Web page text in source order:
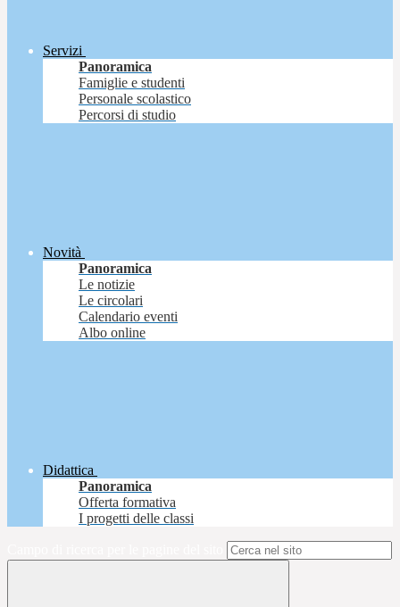
Servizi
Panoramica
Famiglie e studenti
Personale scolastico
Percorsi di studio
Novità
Panoramica
Le notizie
Le circolari
Calendario eventi
Albo online
Didattica
Panoramica
Offerta formativa
I progetti delle classi